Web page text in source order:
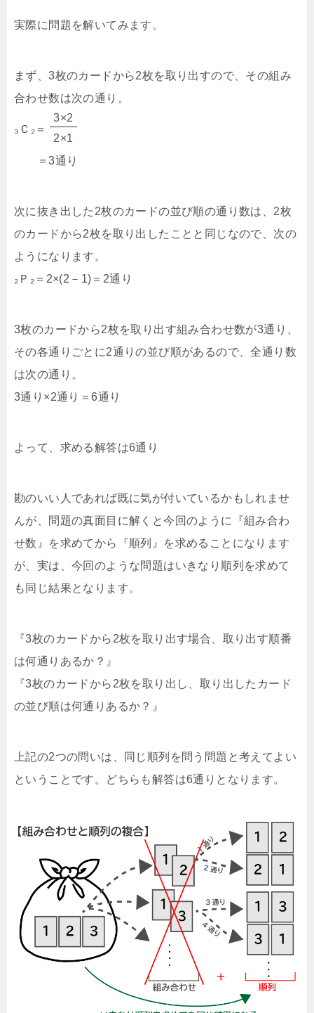
実際に問題を解いてみます。
まず、3枚のカードから2枚を取り出すので、その組み
合わせ数は次の通り。
₃Ｃ₂＝
3×2
2×1
＝3通り
次に抜き出した2枚のカードの並び順の通り数は、2枚
のカードから2枚を取り出したことと同じなので、次の
ようになります。
₂Ｐ₂＝2×(2－1)＝2通り
3枚のカードから2枚を取り出す組み合わせ数が3通り、
その各通りごとに2通りの並び順があるので、全通り数
は次の通り。
3通り×2通り＝6通り
よって、求める解答は6通り
勘のいい人であれば既に気が付いているかもしれませ
んが、問題の真面目に解くと今回のように『組み合わ
せ数』を求めてから『順列』を求めることになります
が、実は、今回のような問題はいきなり順列を求めて
も同じ結果となります。
『3枚のカードから2枚を取り出す場合、取り出す順番
は何通りあるか？』
『3枚のカードから2枚を取り出し、取り出したカード
の並び順は何通りあるか？』
上記の2つの問いは、同じ順列を問う問題と考えてよい
ということです。どちらも解答は6通りとなります。